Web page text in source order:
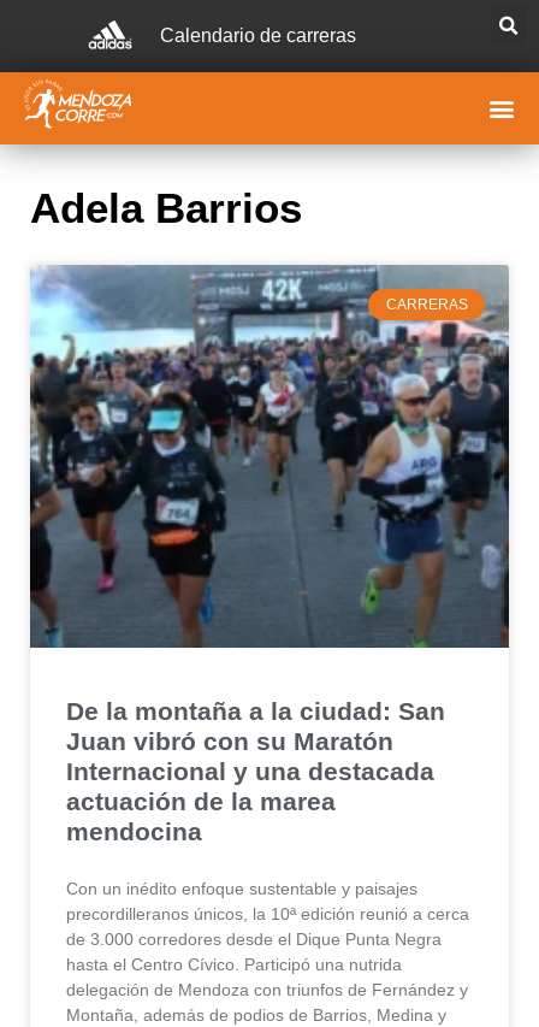
Calendario de carreras
Adela Barrios
CARRERAS
De la montaña a la ciudad: San
Juan vibró con su Maratón
Internacional y una destacada
actuación de la marea
mendocina
Con un inédito enfoque sustentable y paisajes
precordilleranos únicos, la 10ª edición reunió a cerca
de 3.000 corredores desde el Dique Punta Negra
hasta el Centro Cívico. Participó una nutrida
delegación de Mendoza con triunfos de Fernández y
Montaña, además de podios de Barrios, Medina y